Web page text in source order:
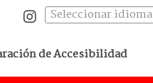
Seleccionar idioma
de Accesibilidad